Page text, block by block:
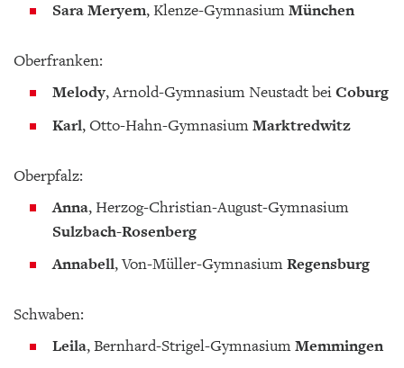
Sara Meryem, Klenze-GymnasiumMünchen
Oberfranken:
Melody, Arnold-Gymnasium Neustadt beiCoburg
Karl, Otto-Hahn-GymnasiumMarktredwitz
Oberpfalz:
Anna, Herzog-Christian-August-Gymnasium
Sulzbach-Rosenberg
Annabell, Von-Müller-GymnasiumRegensburg
Schwaben:
Leila, Bernhard-Strigel-GymnasiumMemmingen